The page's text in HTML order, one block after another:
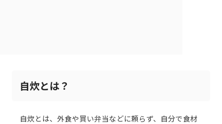
自炊とは？
自炊とは、外食や買い弁当などに頼らず、自分で食材